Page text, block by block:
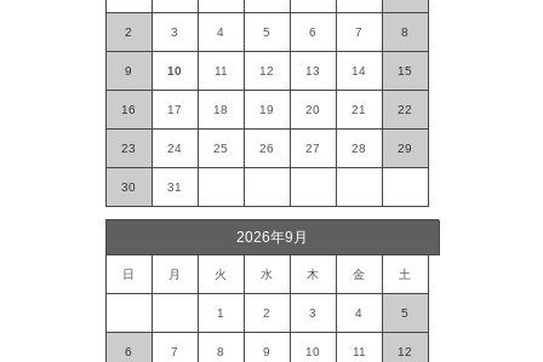
2 3 4 5 6 7 8
9 10 11 12 13 14 15
16 17 18 19 20 21 22
23 24 25 26 27 28 29
30 31
2026年9月
日 月 火 水 木 金 土
1 2 3 4 5
6 7 8 9 10 11 12